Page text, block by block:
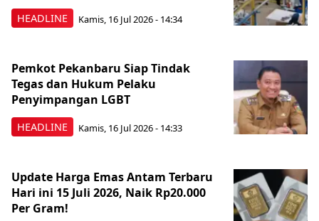
HEADLINE Kamis, 16 Jul 2026 - 14:34
HEADLINE
Pemkot Pekanbaru Siap Tindak
Tegas dan Hukum Pelaku
Penyimpangan LGBT
Kamis, 16 Jul 2026 - 14:33
Update Harga Emas Antam Terbaru
Hari ini 15 Juli 2026, Naik Rp20.000
Per Gram!